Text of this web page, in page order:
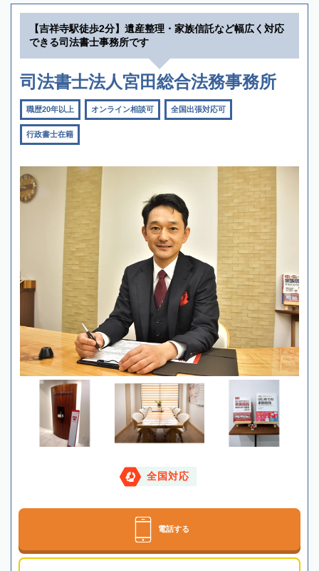
【吉祥寺駅徒歩2分】遺産整理・家族信託など幅広く対応
できる司法書士事務所です
司法書士法人宮田総合法務事務所
職歴20年以上 オンライン相談可 全国出張対応可
行政書士在籍
全国対応
電話する